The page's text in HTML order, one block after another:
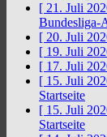
[ 21. Juli
Bundesliga-
[ 20. Juli
[ 19. Juli
[ 17. Juli
[ 15. Juli
Startseite
[ 15. Juli
Startseite